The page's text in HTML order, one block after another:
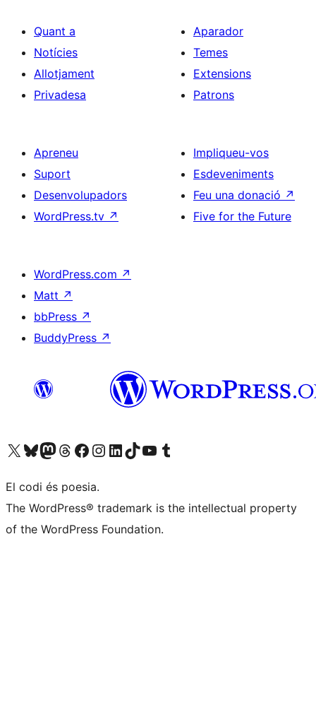
Quant a
Notícies
Allotjament
Privadesa
Aparador
Temes
Extensions
Patrons
Apreneu
Suport
Desenvolupadors
WordPress.tv ↗
Impliqueu-vos
Esdeveniments
Feu una donació ↗
Five for the Future
WordPress.com ↗
Matt ↗
bbPress ↗
BuddyPress ↗
Visiteu el nostre compte X (abans Twitter)
Visiteu el nostre compte de Bluesky
Visiteu el nostre compte al Mastodon
Visiteu el nostre compte de Threads
Visiteu la nostra pàgina al Facebook
Visiteu el nostre compte d'Instagram
Visiteu el nostre compte de LinkedIn
Visiteu el nostre compte de TikTok
Visiteu el nostre canal al YouTube
Visiteu el nostre compte de Tumblr
El codi és poesia.
The WordPress® trademark is the intellectual property
of the WordPress Foundation.